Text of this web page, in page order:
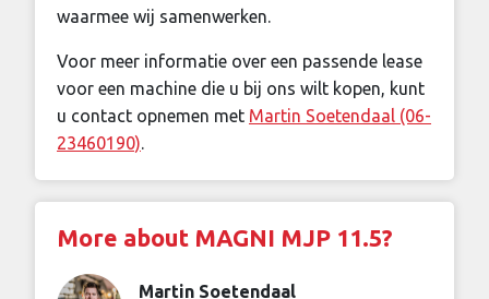
waarmee wij samenwerken.
Voor meer informatie over een passende lease
voor een machine die u bij ons wilt kopen, kunt
u contact opnemen met Martin Soetendaal (06-
23460190).
More about MAGNI MJP 11.5?
Martin Soetendaal